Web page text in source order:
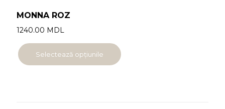
MONNA ROZ
1240.00 MDL
Selectează opțiunile